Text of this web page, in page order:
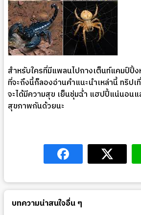
สำหรับใครที่มีแพลนไปกางเต็นท์แคมป์ปิ้
ที่จะถึงนี้ก็ลองอ่านคำแนะนำเหล่านี้ ทริป
จะได้มีความสุข เย็นชุ่มฉ่ำ แฮปปี้แน่นอน
สุขภาพกันด้วยนะ
บทความน่าสนใจอื่น ๆ